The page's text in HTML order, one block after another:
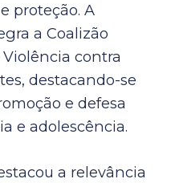
proteção. A
a Coalizão
contra
destacando-se
e defesa
e adolescência.
a relevância